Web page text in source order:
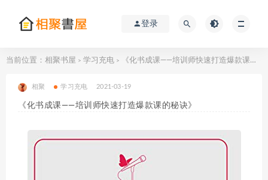
登录
当前位置： 相聚书屋 > 学习充电 > 《化书成课——培训师快速打造爆款课的秘诀》
相聚 学习充电 2021-03-19
《化书成课——培训师快速打造爆款课的秘诀》